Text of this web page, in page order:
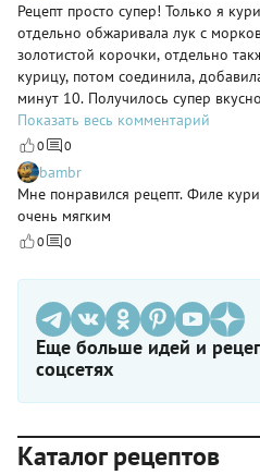
Рецепт просто супер! Только я
отдельно обжаривала лук с
золотистой корочки, отдельно
курицу, потом соединила,
минут 10. Получилось супер
жареный лук и морковку, а тут в
Подавала с отварным
масле и с мелко нарезанной
Показать весь комментарий
0 0
bambr
Мне понравился рецепт. Филе
очень мягким
0 0
Еще больше идей и
соцсетях
Каталог рецептов